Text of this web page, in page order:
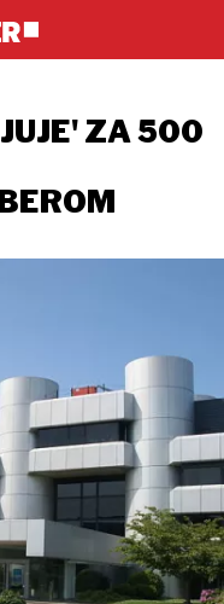
ZA 500